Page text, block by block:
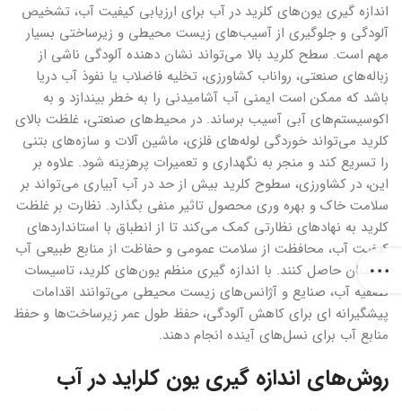
اندازه گیری یون‌های کلرید در آب برای ارزیابی کیفیت آب، تشخیص
آلودگی و جلوگیری از آسیب‌های زیست محیطی و زیرساختی بسیار
مهم است. سطح کلرید بالا می‌تواند نشان دهنده آلودگی ناشی از
زباله‌های صنعتی، رواناب کشاورزی، تخلیه فاضلاب یا نفوذ آب دریا
باشد که ممکن است ایمنی آب آشامیدنی را به خطر بیندازد و به
اکوسیستم‌های آبی آسیب برساند. در محیط‌‌‌های صنعتی، غلظت بالای
کلرید می‌تواند خوردگی لوله‌‌‌های فلزی، ماشین‌‌ آلات و سازه‌‌‌های بتنی
را تسریع کند و منجر به نگهداری و تعمیرات پرهزینه شود. علاوه بر
این، در کشاورزی، سطوح کلرید بیش از حد در آب آبیاری می‌تواند بر
سلامت خاک و بهره وری محصول تاثیر منفی بگذارد. نظارت بر غلظت
کلرید به نهادهای نظارتی کمک می‌کند تا از انطباق با استانداردهای
کیفیت آب، محافظت از سلامت عمومی و حفاظت از منابع طبیعی آب
اطمینان حاصل کنند. با اندازه‌‌ گیری منظم یون‌‌‌های کلرید، تاسیسات
تصفیه آب، صنایع و آژانس‌‌‌های زیست‌‌ محیطی می‌توانند اقدامات
پیشگیرانه‌‌ ای برای کاهش آلودگی، حفظ طول عمر زیرساخت‌‌‌ها و حفظ
منابع آب برای نسل‌‌‌های آینده انجام دهند.
روش‌‌‌های اندازه گیری یون کلراید در آب